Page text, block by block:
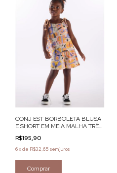
CONJ EST BORBOLETA BLUSA
E SHORT EM MEIA MALHA TRÊS
E JÁ
R$195,90
6xde R$32,65 sem juros
Comprar